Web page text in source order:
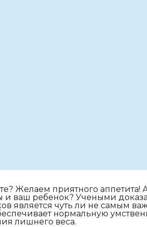
Желаем приятного аппетита!
и ваш ребенок? Учеными
является чуть ли не самым
нормальную
лишнего веса.